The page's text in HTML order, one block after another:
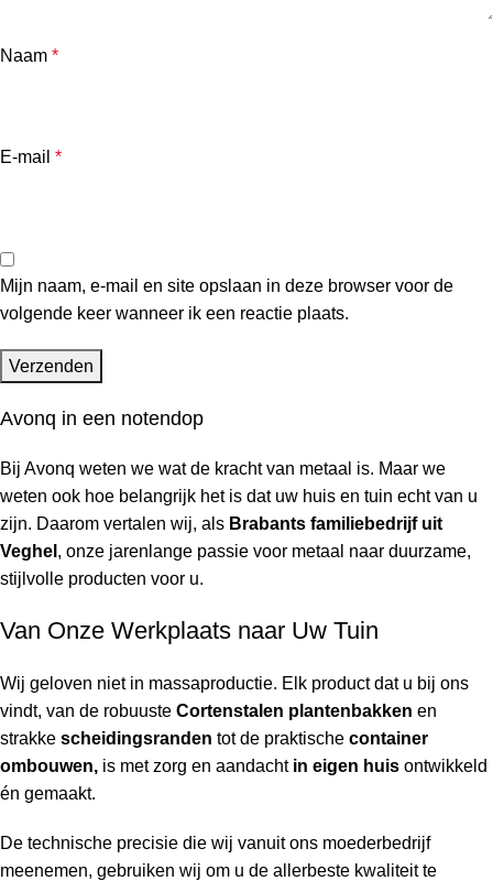
Naam *
E-mail *
Mijn naam, e-mail en site opslaan in deze browser voor de
volgende keer wanneer ik een reactie plaats.
Avonq in een notendop
Bij Avonq weten we wat de kracht van metaal is. Maar we
weten ook hoe belangrijk het is dat uw huis en tuin echtvan u
zijn. Daarom vertalen wij, als Brabants familiebedrijf uit
Veghel , onze jarenlange passie voor metaal naar duurzame,
stijlvolle producten voor u.
Van Onze Werkplaats naar Uw Tuin
Wij geloven niet in massaproductie. Elk product dat u bij ons
vindt, van de robuuste Cortenstalen plantenbakken en
strakke scheidingsranden tot de praktische container
ombouwen, is met zorg en aandacht in eigen huis ontwikkeld
én gemaakt.
De technische precisie die wij vanuit ons moederbedrijf
meenemen, gebruiken wij om u de allerbeste kwaliteit te